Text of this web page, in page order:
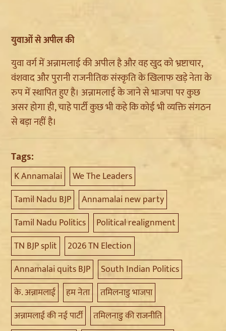
युवाओं से अपील की
युवा वर्ग में अन्नामलाई की अपील है और वह खुद को भ्रष्टाचार,
वंशवाद और पुरानी राजनीतिक संस्कृति के खिलाफ खड़े नेता के
रुप में स्थापित हुए है। अन्नामलाई के जाने से भाजपा पर कुछ
असर होगा ही, चाहे पार्टी कुछ भी कहे कि कोई भी व्यक्ति संगठन
से बड़ा नहीं है।
Tags:
K Annamalai
We The Leaders
Tamil Nadu BJP
Annamalai new party
Tamil Nadu Politics
Political realignment
TN BJP split
2026 TN Election
Annamalai quits BJP
South Indian Politics
के. अन्नामलाई
हम नेता
तमिलनाडु भाजपा
अन्नामलाई की नई पार्टी
तमिलनाडु की राजनीति